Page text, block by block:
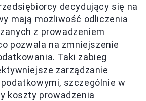
decydujący się na
mają możliwość odliczenia
z prowadzeniem
pozwala na zmniejszenie
Taki zabieg
zarządzanie
szczególnie w
koszty prowadzenia